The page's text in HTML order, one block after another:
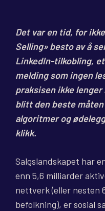
Det var en tid, for
Selling» besto av å
LinkedIn-tilkobling,
melding som ingen
praksisen ikke
blitt den beste
algoritmer og
klikk.
Salgslandskapet har
enn 5,6 milliarder
nettverk (eller nesten
befolkning), er sosial